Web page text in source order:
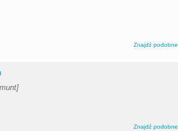
Znajdź podobne
Znajdź podobne